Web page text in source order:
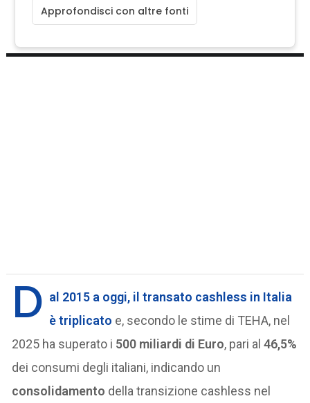
Approfondisci con altre fonti
D al 2015 a oggi, il transato cashless in Italia
è triplicato e, secondo le stime di TEHA, nel
2025 ha superato i 500 miliardi di Euro, pari al46,5%
dei consumi degli italiani, indicando un
consolidamento della transizione cashless nel